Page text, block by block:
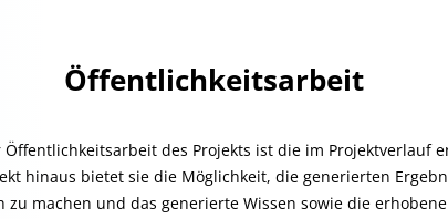
Öffentlichkeitsarbeit
Öffentlichkeitsarbeit des Projekts ist die im Projektverlauf
hinaus bietet sie die Möglichkeit, die generierten
machen und das generierte Wissen sowie die